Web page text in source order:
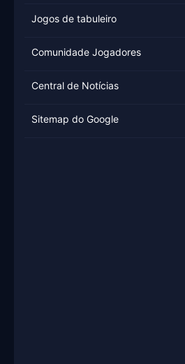
Jogos de tabuleiro
Comunidade Jogadores
Central de Notícias
Sitemap do Google